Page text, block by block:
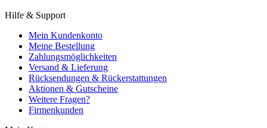
Hilfe & Support
Mein Kundenkonto
Meine Bestellung
Zahlungsmöglichkeiten
Versand & Lieferung
Rücksendungen & Rückerstattungen
Aktionen & Gutscheine
Weitere Fragen?
Firmenkunden